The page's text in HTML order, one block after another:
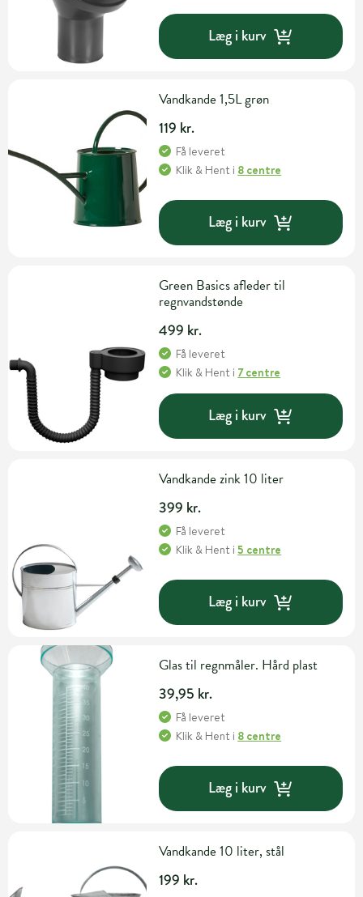
Læg i kurv
Vandkande 1,5L grøn
119 kr.
Få leveret
Klik & Hent i 8 centre
Læg i kurv
Green Basics afleder til
regnvandstønde
499 kr.
Få leveret
Klik & Hent i 7 centre
Læg i kurv
Vandkande zink 10 liter
399 kr.
Få leveret
Klik & Hent i5 centre
Læg i kurv
Glas til regnmåler. Hård plast
39,95 kr.
Få leveret
Klik & Hent i 8 centre
Læg i kurv
Vandkande 10 liter, stål
199 kr.